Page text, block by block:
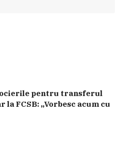
pentru transferul
FCSB: „Vorbesc acum cu